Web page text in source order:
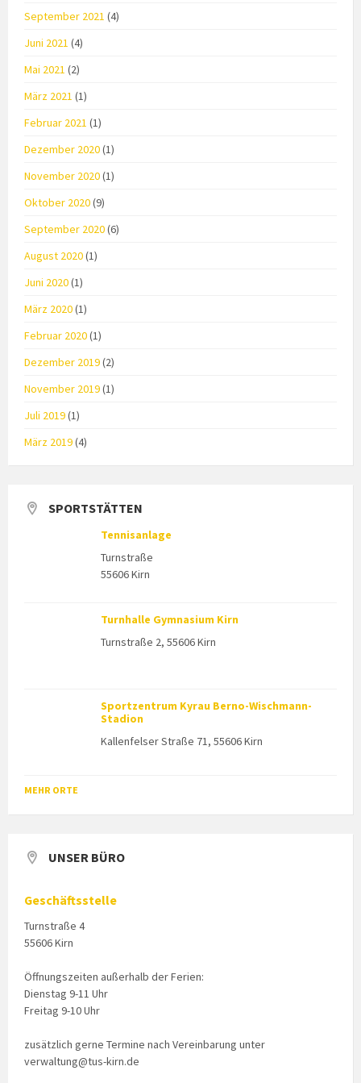
September 2021 (4)
Juni 2021 (4)
Mai 2021 (2)
März 2021 (1)
Februar 2021 (1)
Dezember 2020(1)
November 2020(1)
Oktober 2020(9)
September 2020(6)
August 2020(1)
Juni 2020(1)
März 2020(1)
Februar 2020(1)
Dezember 2019(2)
November 2019(1)
Juli 2019(1)
März 2019(4)
SPORTSTÄTTEN
Tennisanlage
Turnstraße
55606 Kirn
Turnhalle Gymnasium Kirn
Turnstraße 2, 55606 Kirn
Sportzentrum Kyrau Berno-Wischmann-
Stadion
Kallenfelser Straße 71, 55606 Kirn
MEHR ORTE
UNSER BÜRO
Geschäftsstelle
Turnstraße 4
55606 Kirn
Öffnungszeiten außerhalb der Ferien:
Dienstag 9-11 Uhr
Freitag 9-10 Uhr
zusätzlich gerne Termine nach Vereinbarung unter
verwaltung@tus-kirn.de